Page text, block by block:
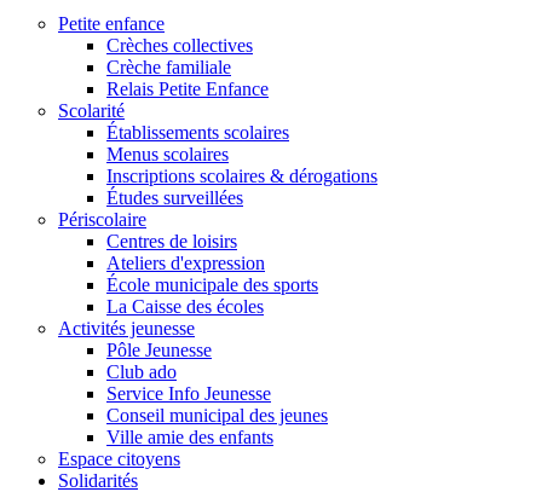
Petite enfance
Crèches collectives
Crèche familiale
Relais Petite Enfance
Scolarité
Établissements scolaires
Menus scolaires
Inscriptions scolaires & dérogations
Études surveillées
Périscolaire
Centres de loisirs
Ateliers d'expression
École municipale des sports
La Caisse des écoles
Activités jeunesse
Pôle Jeunesse
Club ado
Service Info Jeunesse
Conseil municipal des jeunes
Ville amie des enfants
Espace citoyens
Solidarités